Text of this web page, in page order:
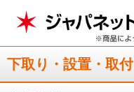
下取り・設置・取付